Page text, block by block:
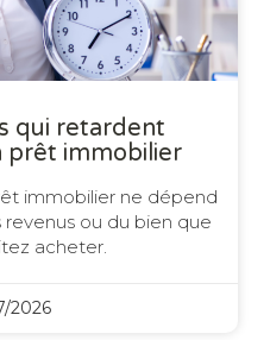
qui retardent
prêt immobilier
immobilier ne dépend
ou du bien que
acheter.
2026